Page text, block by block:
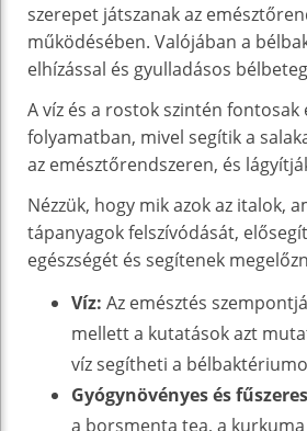
szerepet játszanak az
működésében. Valójában a
elhízással és gyulladásos
A víz és a rostok szintén fontosak
folyamatban, mivel segítik a
az emésztőrendszeren, és
Nézzük, hogy mik azok az italok,
tápanyagok felszívódását,
egészségét és segítenek
Víz: Az emésztés
mellett a kutatások azt
víz segítheti a
Gyógynövényes és
a borsmenta tea, a